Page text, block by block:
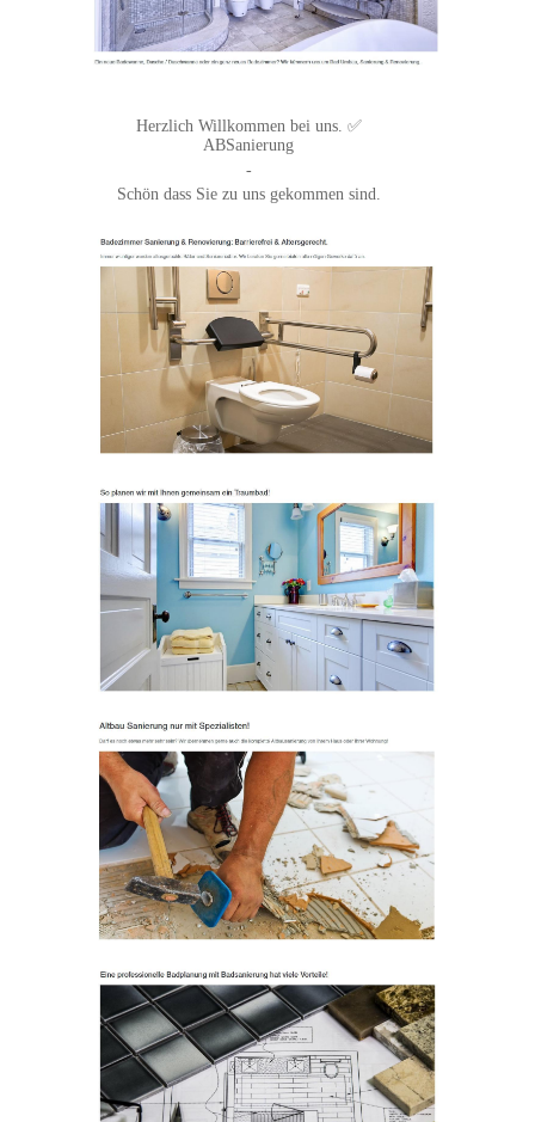
Herzlich Willkommen bei uns. ✅
ABSanierung
-
Schön dass Sie zu uns gekommen sind.